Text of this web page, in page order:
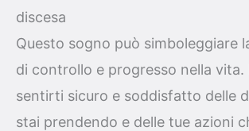
discesa
Questo sogno può simboleggiare
di controllo e progresso nella vita.
sentirti sicuro e soddisfatto delle
stai prendendo e delle tue azioni